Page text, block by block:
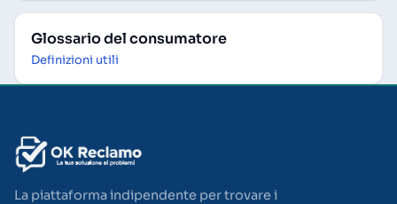
Glossario del consumatore
Definizioni utili
La piattaforma indipendente per trovare i